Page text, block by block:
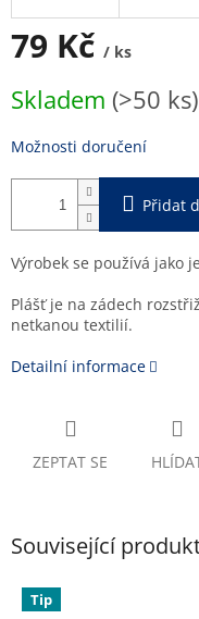
79 Kč / ks
cena:
Skladem (>50 ks)
Možnosti doručení
Přidat
Výrobek se používá jako
Plášť je na zádech
netkanou textilií.
Detailní informace
ZEPTAT SE
Související
Tip